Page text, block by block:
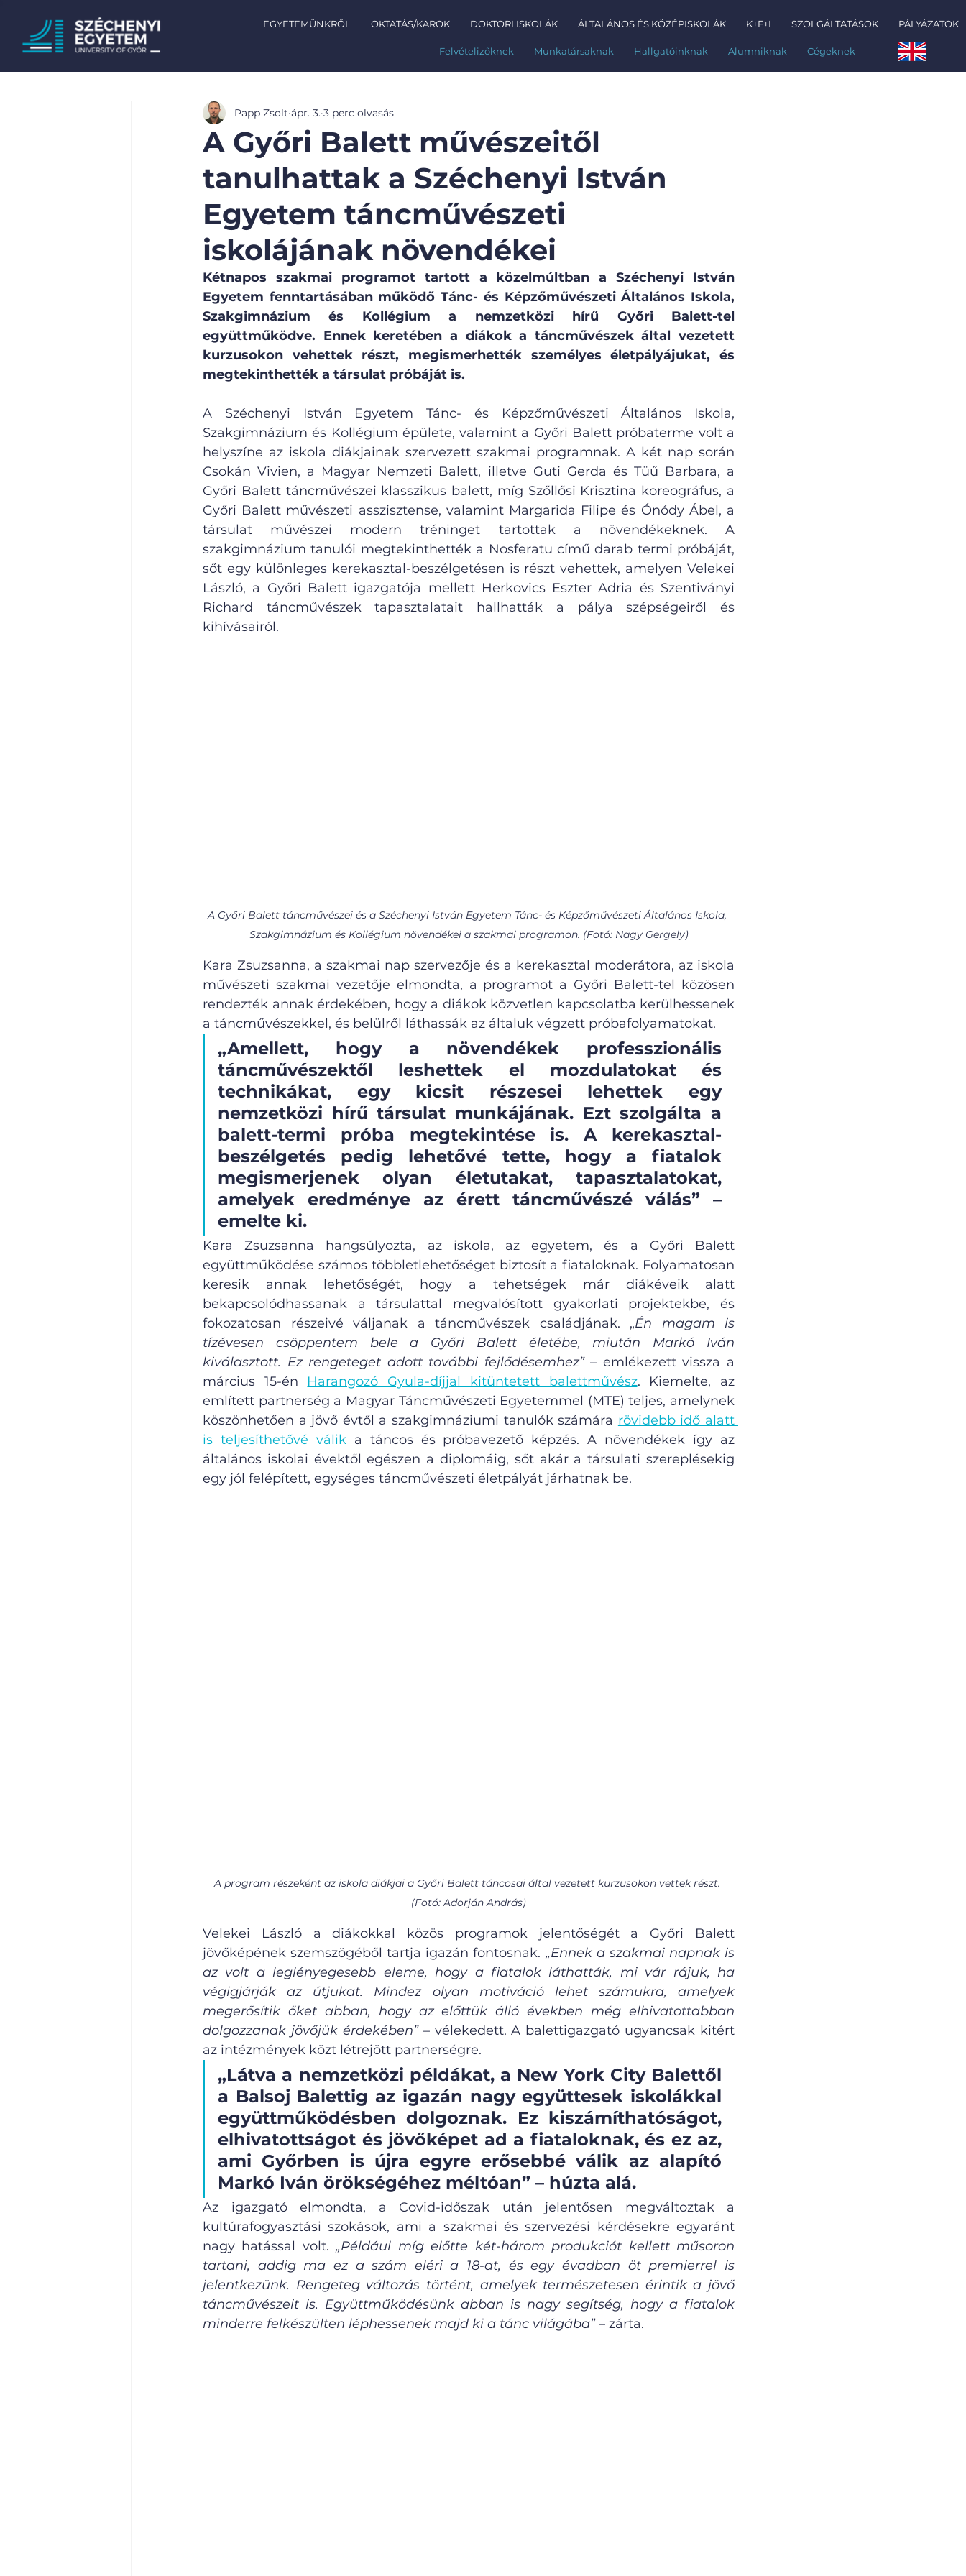
Felvételizőknek Munkatársaknak Hallgatóinknak Alumniknak Cégeknek
EGYETEMÜNKRŐL OKTATÁS/KAROK DOKTORI ISKOLÁK ÁLTALÁNOS ÉS KÖZÉPISKOLÁK K+F+I SZOLGÁLTATÁSOK PÁLYÁZATOK
A Győri Balett művészeitől
tanulhattak a Széchenyi István
Egyetem táncművészeti
iskolájának növendékei
Papp Zsolt ápr. 3. 3 perc olvasás
Kétnapos szakmai programot tartott a közelmúltban a Széchenyi István
Egyetem fenntartásában működő Tánc- és Képzőművészeti Általános Iskola,
Szakgimnázium és Kollégium a nemzetközi hírű Győri Balett-tel
együttműködve. Ennek keretében a diákok a táncművészek által vezetett
kurzusokon vehettek részt, megismerhették személyes életpályájukat, és
megtekinthették a társulat próbáját is.
A Széchenyi István Egyetem Tánc- és Képzőművészeti Általános Iskola,
Szakgimnázium és Kollégium épülete, valamint a Győri Balett próbaterme volt a
helyszíne az iskola diákjainak szervezett szakmai programnak. A két nap során
Csokán Vivien, a Magyar Nemzeti Balett, illetve Guti Gerda és Tüű Barbara, a
Győri Balett táncművészei klasszikus balett, míg Szőllősi Krisztina koreográfus, a
Győri Balett művészeti asszisztense, valamint Margarida Filipe és Ónódy Ábel, a
társulat művészei modern tréninget tartottak a növendékeknek. A
szakgimnázium tanulói megtekinthették a Nosferatu című darab termi próbáját,
sőt egy különleges kerekasztal-beszélgetésen is részt vehettek, amelyen Velekei
László, a Győri Balett igazgatója mellett Herkovics Eszter Adria és Szentiványi
Richard táncművészek tapasztalatait hallhatták a pálya szépségeiről és
kihívásairól.
A Győri Balett táncművészei és a Széchenyi István Egyetem Tánc- és Képzőművészeti Általános Iskola,
Szakgimnázium és Kollégium növendékei a szakmai programon. (Fotó: Nagy Gergely)
Kara Zsuzsanna, a szakmai nap szervezője és a kerekasztal moderátora, az iskola
művészeti szakmai vezetője elmondta, a programot a Győri Balett-tel közösen
rendezték annak érdekében, hogy a diákok közvetlen kapcsolatba kerülhessenek
a táncművészekkel, és belülről láthassák az általuk végzett próbafolyamatokat.
„Amellett, hogy a növendékek professzionális
táncművészektől leshettek el mozdulatokat és
technikákat, egy kicsit részesei lehettek egy
nemzetközi hírű társulat munkájának. Ezt szolgálta a
balett-termi próba megtekintése is. A kerekasztal-
beszélgetés pedig lehetővé tette, hogy a fiatalok
megismerjenek olyan életutakat, tapasztalatokat,
amelyek eredménye az érett táncművészé válás” –
emelte ki.
Kara Zsuzsanna hangsúlyozta, az iskola, az egyetem, és a Győri Balett
együttműködése számos többletlehetőséget biztosít a fiataloknak. Folyamatosan
keresik annak lehetőségét, hogy a tehetségek már diákéveik alatt
bekapcsolódhassanak a társulattal megvalósított gyakorlati projektekbe, és
fokozatosan részeivé váljanak a táncművészek családjának. „Én magam is
tízévesen csöppentem bele a Győri Balett életébe, miután Markó Iván
kiválasztott. Ez rengeteget adott további fejlődésemhez” – emlékezett vissza a
március 15-én Harangozó Gyula-díjjal kitüntetett balettművész. Kiemelte, az
említett partnerség a Magyar Táncművészeti Egyetemmel (MTE) teljes, amelynek
köszönhetően a jövő évtől a szakgimnáziumi tanulók számára rövidebb idő alatt
is teljesíthetővé válik a táncos és próbavezető képzés. A növendékek így az
általános iskolai évektől egészen a diplomáig, sőt akár a társulati szereplésekig
egy jól felépített, egységes táncművészeti életpályát járhatnak be.
A program részeként az iskola diákjai a Győri Balett táncosai által vezetett kurzusokon vettek részt.
(Fotó: Adorján András)
Velekei László a diákokkal közös programok jelentőségét a Győri Balett
jövőképének szemszögéből tartja igazán fontosnak. „Ennek a szakmai napnak is
az volt a leglényegesebb eleme, hogy a fiatalok láthatták, mi vár rájuk, ha
végigjárják az útjukat. Mindez olyan motiváció lehet számukra, amelyek
megerősítik őket abban, hogy az előttük álló években még elhivatottabban
dolgozzanak jövőjük érdekében” – vélekedett. A balettigazgató ugyancsak kitért
az intézmények közt létrejött partnerségre.
„Látva a nemzetközi példákat, a New York City Balettől
a Balsoj Balettig az igazán nagy együttesek iskolákkal
együttműködésben dolgoznak. Ez kiszámíthatóságot,
elhivatottságot és jövőképet ad a fiataloknak, és ez az,
ami Győrben is újra egyre erősebbé válik az alapító
Markó Iván örökségéhez méltóan” – húzta alá.
Az igazgató elmondta, a Covid-időszak után jelentősen megváltoztak a
kultúrafogyasztási szokások, ami a szakmai és szervezési kérdésekre egyaránt
nagy hatással volt. „Például míg előtte két-három produkciót kellett műsoron
tartani, addig ma ez a szám eléri a 18-at, és egy évadban öt premierrel is
jelentkezünk. Rengeteg változás történt, amelyek természetesen érintik a jövő
táncművészeit is. Együttműködésünk abban is nagy segítség, hogy a fiatalok
minderre felkészülten léphessenek majd ki a tánc világába” – zárta.